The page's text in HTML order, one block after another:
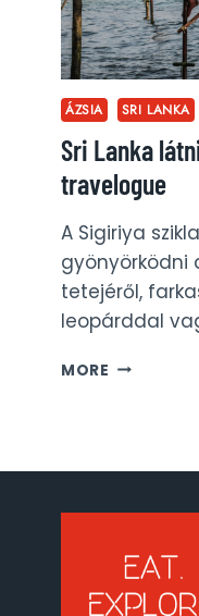
ÁZSIA SRI LANKA
Sri Lanka
travelogue
A Sigiriya
gyönyörködni
tetejéről,
leopárddal
MORE SRI